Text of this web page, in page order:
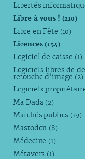
Libertés
Libre à vous !(210)
Libre en Fête (10)
Licences(154)
Logiciel de caisse (1)
Logiciels libres de
retouche d’image (2)
Logiciels
Ma Dada (2)
Marchés publics (19)
Mastodon (8)
Médecine (1)
Métavers (1)